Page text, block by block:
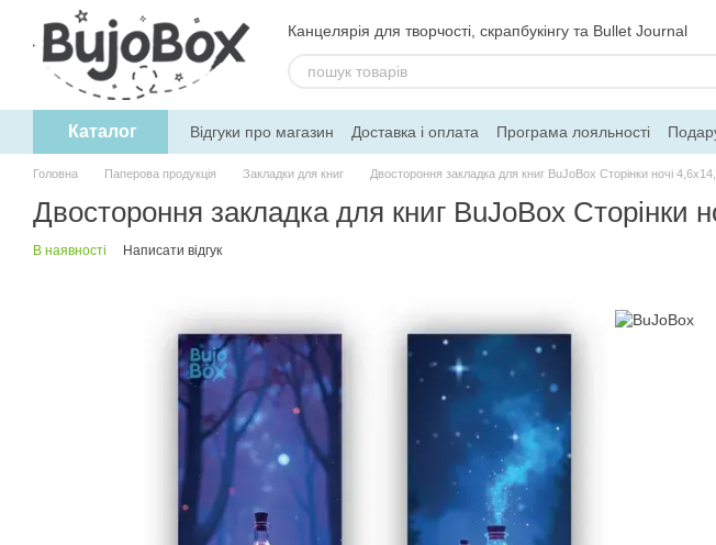
Перейти до основного контенту
Канцелярія для творчості, скрапбукінгу та Bullet Journal
Каталог Відгуки про магазин Доставка і оплата Програма лояльності
Угода користувача
Обмін та повернення Блог Контакти Про
Головна Паперова продукція Закладки для книг Двостороння закладка для книг BuJoBox Сторінки ночі
Двостороння закладка для книг BuJoBox Сторінки
В наявності Написати відгук